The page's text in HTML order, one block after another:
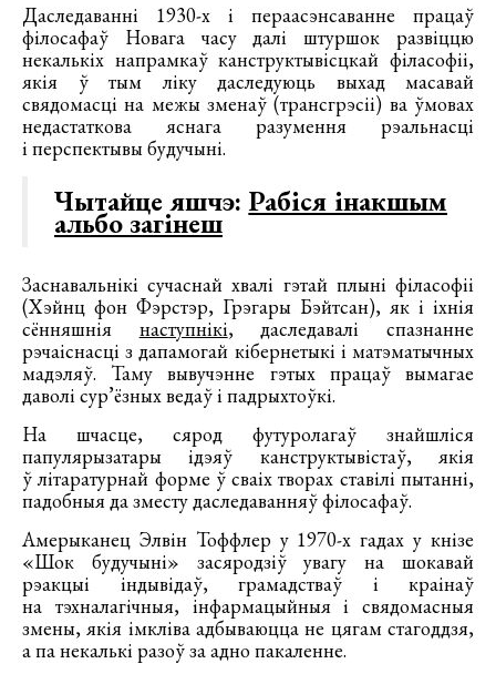
Даследаванні 1930-х і пераасэнсаванне працаў
філосафаў Новага часу далі штуршок развіццю
некалькіх напрамкаў канструктывісцкай філасофіі,
якія ў тым ліку даследуюць выхад масавай
свядомасці на межы зменаў (трансгрэсіі) ва ўмовах
недастаткова яснага разумення рэальнасці
і перспектывы будучыні.
Чытайце яшчэ: Рабіся інакшым
альбо загінеш
Заснавальнікі сучаснай хвалі гэтай плыні філасофіі
(Хэйнц фон Фэрстэр, Грэгары Бэйтсан), як і іхнія
сённяшнія наступнікі, даследавалі спазнанне
рэчаіснасці з дапамогай кібернетыкі і матэматычных
мадэляў. Таму вывучэнне гэтых працаў вымагае
даволі сур’ёзных ведаў і падрыхтоўкі.
На шчасце, сярод футуролагаў знайшліся
папулярызатары ідэяў канструктывістаў, якія
ў літаратурнай форме ў сваіх творах ставілі пытанні,
падобныя да зместу даследаванняў філосафаў.
Амерыканец Элвін Тоффлер у 1970-х гадах у кнізе
«Шок будучыні» засяродзіў увагу на шокавай
рэакцыі індывідаў, грамадстваў і краінаў
на тэхналагічныя, інфармацыйныя і свядомасныя
змены, якія імкліва адбываюцца не цягам стагоддзя,
а па некалькі разоў за адно пакаленне.